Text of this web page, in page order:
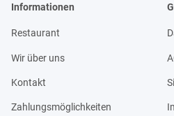
Informationen
Restaurant
Wir über uns
Kontakt
Zahlungsmöglichkeiten